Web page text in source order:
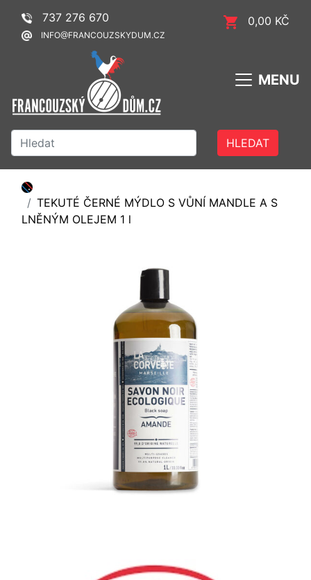
737 276 670 0,00 KČ
INFO@FRANCOUZSKYDUM.CZ
MENU
HLEDAT
TEKUTÉ ČERNÉ MÝDLO S VŮNÍ MANDLE A S
LNĚNÝM OLEJEM 1 l